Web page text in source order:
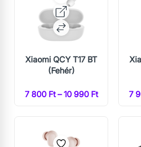
Xiaomi QCY T17 BT
(Fehér)
7 800 Ft – 10 990 Ft 7